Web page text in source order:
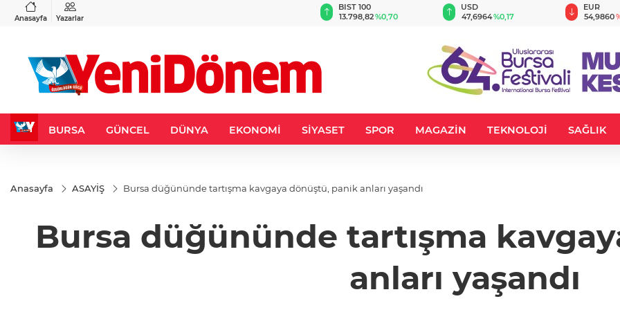
Anasayfa Yazarlar
%-0,22
BIST 100
13.798,82%0,70
USD
47,6964%0,17
EUR
54,9860
BURSA GÜNCEL DÜNYA EKONOMİ SİYASET SPOR MAGAZİN TEKNOLOJİ SAĞLIK
Anasayfa ASAYİŞ Bursa düğününde tartışma kavgaya dönüştü, panik anları yaşandı
Bursa düğününde tartışma
anları yaşandı